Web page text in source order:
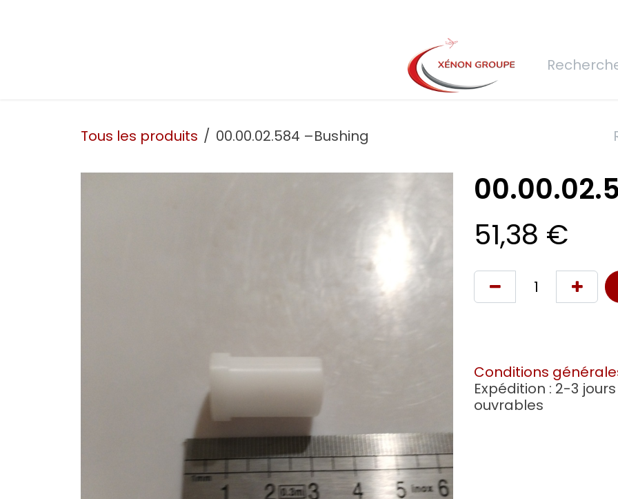
Demande de devis Connexion
Tous les produits 00.00.02.584 –Bushing
51,38 €
Conditions
Expédition : 2-3 jours
ouvrables